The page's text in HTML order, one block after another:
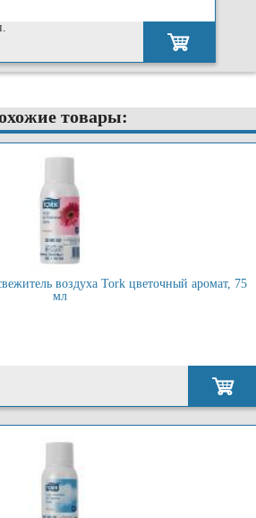
товары:
воздуха Tork цветочный аромат, 75
мл